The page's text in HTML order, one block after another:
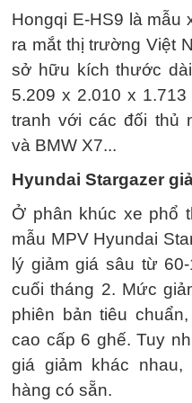
Hongqi E-HS9 là mẫu
ra mắt thị trường Việt
sở hữu kích thước
5.209 x 2.010 x
tranh với các đối thủ
và BMW X7...
Hyundai Stargazer
Ở phân khúc xe phổ
mẫu MPV Hyundai
lý giảm giá sâu từ
cuối tháng 2. Mức
phiên bản tiêu
cao cấp 6 ghế. Tuy
giá giảm khác
hàng có sẵn.